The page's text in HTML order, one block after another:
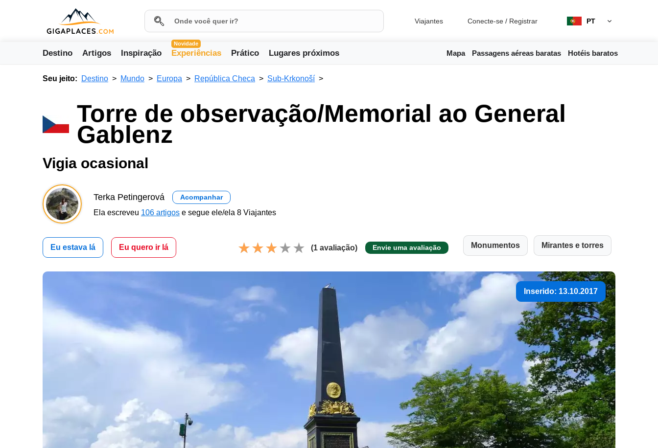
Viajantes Conecte-se / Registrar PT
Destino Artigos Inspiração
Novidade
Experiências Prático Lugares próximos Mapa Passagens aéreas baratas Hotéis baratos
Seu jeito: Destino Mundo Europa República Checa Sub-Krkonoší
Torre de observação/Memorial ao General
Gablenz
Vigia ocasional
Terka Petingerová Acompanhar
Ela escreveu 106 artigos e segue ele/ela 8 Viajantes
Eu estava lá Eu quero ir lá (1 avaliação) Envie uma avaliação Monumentos Mirantes e torres
Inserido: 13.10.2017